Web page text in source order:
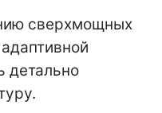
сверхмощных
детально